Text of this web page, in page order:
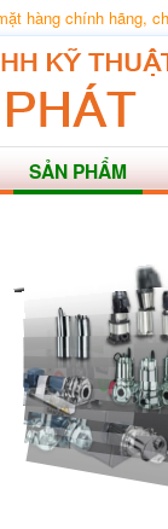
hàng chính hãng,
SẢN PHẨM